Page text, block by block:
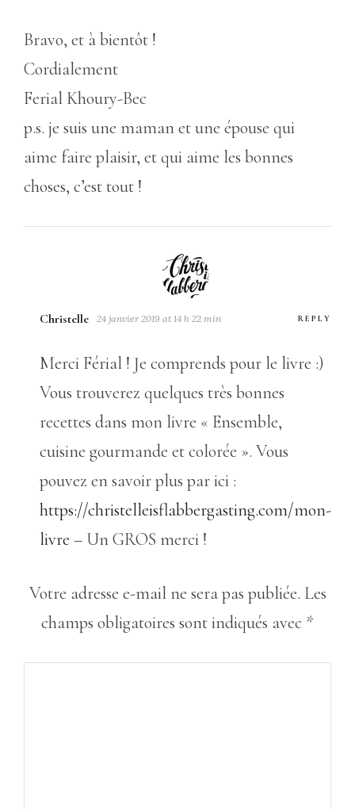
Bravo, et à bientôt !
Cordialement
Ferial Khoury-Bec
p.s. je suis une maman et une épouse qui
aime faire plaisir, et qui aime les bonnes
choses, c’est tout !
Christelle 24 janvier 2019 at 14 h 22 min REPLY
Merci Férial ! Je comprends pour le livre :)
Vous trouverez quelques très bonnes
recettes dans mon livre « Ensemble,
cuisine gourmande et colorée ». Vous
pouvez en savoir plus par ici :
https://christelleisflabbergasting.com/mon-
livre – Un GROS merci !
Votre adresse e-mail ne sera pas publiée. Les
champs obligatoires sont indiqués avec *